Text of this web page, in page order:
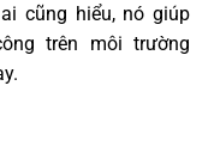
cũng hiểu, nó giúp
trên môi trường